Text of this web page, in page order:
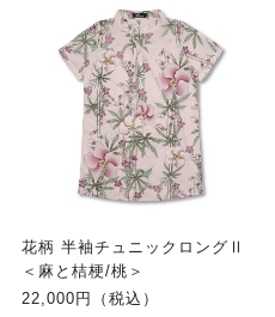
花柄 半袖チュニックロングⅡ
＜麻と桔梗/桃＞
22,000円（税込）